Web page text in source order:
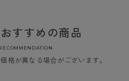
すすめの商品
格が異なる場合がございます。